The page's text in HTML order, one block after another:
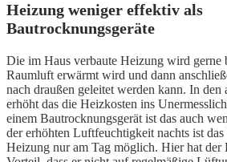
Heizung weniger effektiv als
Bautrocknungsgeräte
Die im Haus verbaute Heizung wird gerne
Raumluft erwärmt wird und dann
nach draußen geleitet werden kann. In den
erhöht das die Heizkosten ins
einem Bautrocknungsgerät ist das auch
der erhöhten Luftfeuchtigkeit nachts ist
Heizung nur am Tag möglich. Hier hat der